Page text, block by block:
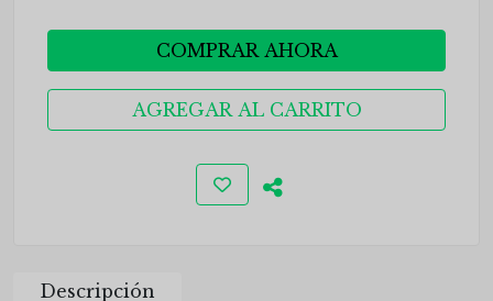
COMPRAR AHORA
AGREGAR AL CARRITO
Descripción